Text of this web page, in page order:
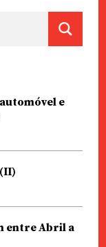
e
entre Abril a